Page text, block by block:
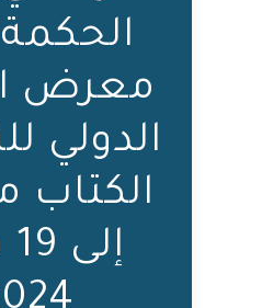
معرض
الدولي